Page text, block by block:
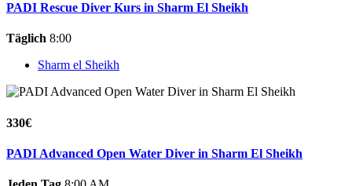
PADI Rescue Diver Kurs in Sharm El Sheikh
Täglich 8:00
Sharm el Sheikh
330€
PADI Advanced Open Water Diver in Sharm El Sheikh